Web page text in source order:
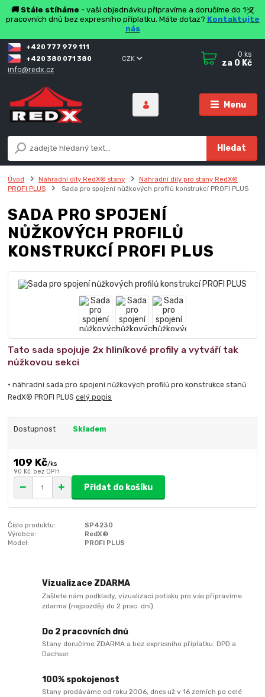
🚚 Stále stíháme - vaši objednávku připravíme a doručíme do 1-2
pracovních dnů bez expresního příplatku. Máte dotaz? Kontaktujte
nás
Menu
CZK
Hledat
+420 777 979 111
+420 380 071 380
info@redx.cz
0 ks
za 0 Kč
Úvod Náhradní díly RedX® stany
Náhradní díly pro stany RedX®
PROFI PLUS
Sada pro spojení nůžkových profilů konstrukcí PROFI PLUS
SADA PRO SPOJENÍ
NŮŽKOVÝCH PROFILŮ
KONSTRUKCÍ PROFI PLUS
Tato sada spojuje 2x hliníkové profily a vytváří tak
nůžkovou sekci
• náhradní sada pro spojení nůžkových profilů pro konstrukce stanů
RedX® PROFI PLUScelý popis
Dostupnost Skladem
109 Kč/ks
90 Kč bez DPH
Přidat do košíku
Číslo produktu:
SP4230
Výrobce:
RedX®
Model:
PROFI PLUS
Vizualizace ZDARMA
Zašlete nám podklady, vizualizaci potisku pro vás připravíme
zdarma (nejpozději do 2 prac. dní).
Do 2 pracovních dnů
Stany doručíme ZDARMA a bez expresního příplatku. DPD a
Dachser.
100% spokojenost
Stany prodáváme od roku 2006, dnes už v 16 zemích po celé